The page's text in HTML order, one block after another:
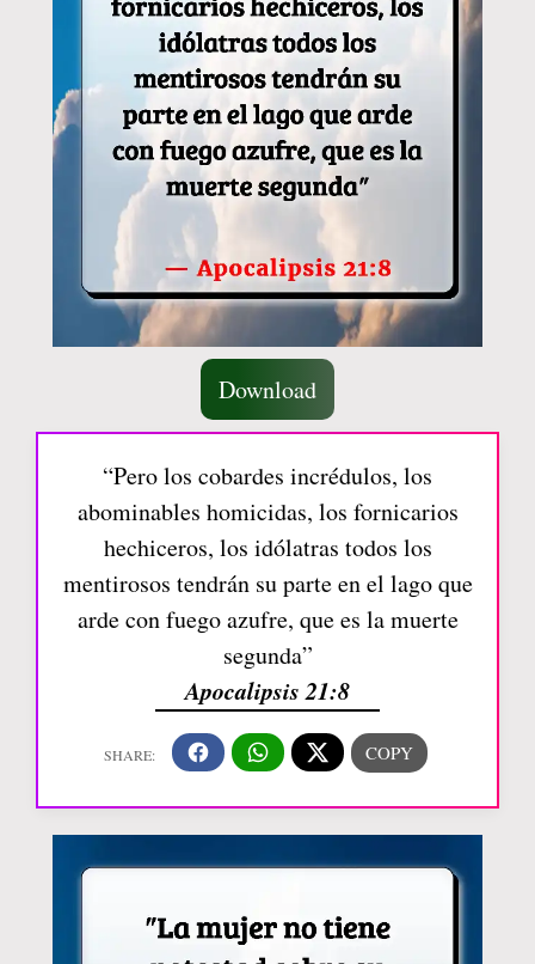
Download
“Pero los cobardes incrédulos, los
abominables homicidas, los fornicarios
hechiceros, los idólatras todos los
mentirosos tendrán su parte en el lago que
arde con fuego azufre, que es la muerte
segunda”
Apocalipsis 21:8